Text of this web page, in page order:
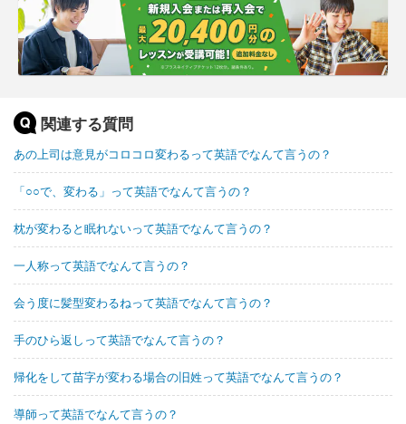
関連する質問
あの上司は意見がコロコロ変わるって英語でなんて言うの？
「○○で、変わる」って英語でなんて言うの？
枕が変わると眠れないって英語でなんて言うの？
一人称って英語でなんて言うの？
会う度に髪型変わるねって英語でなんて言うの？
手のひら返しって英語でなんて言うの？
帰化をして苗字が変わる場合の旧姓って英語でなんて言うの？
導師って英語でなんて言うの？